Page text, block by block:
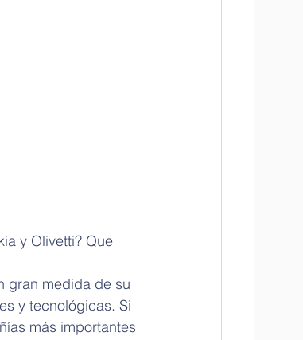
y Olivetti? Que
gran medida de su
y tecnológicas. Si
más importantes